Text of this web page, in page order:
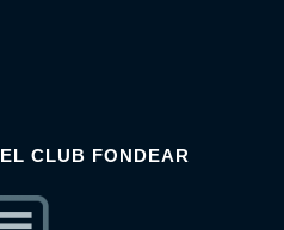
CLUB FONDEAR